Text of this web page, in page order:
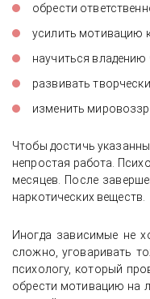
обрести
усилить мотивацию
научиться владению
развивать
изменить
Чтобы достичь
непростая работа.
месяцев. После
наркотических веществ.
Иногда зависимые не
сложно, уговаривать
психологу, который
обрести мотивацию на